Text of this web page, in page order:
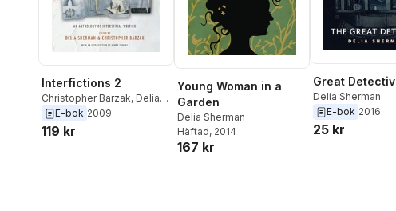
Interfictions 2
Christopher Barzak, Delia
Sherman
E-bok 2009
119 kr
Young Woman in a
Garden
Delia Sherman
Häftad, 2014
167 kr
Great
Delia Sherman
E-bok 2016
25 kr